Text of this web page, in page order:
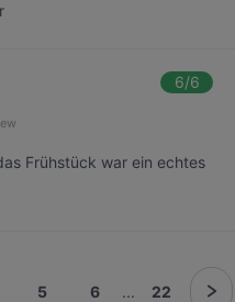
6/6
Frühstück war ein echtes
5 6 ... 22